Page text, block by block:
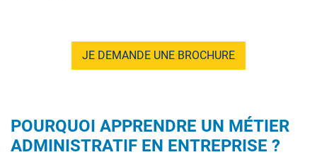
JE DEMANDE UNE BROCHURE
POURQUOI APPRENDRE UN MÉTIER
ADMINISTRATIF EN ENTREPRISE ?